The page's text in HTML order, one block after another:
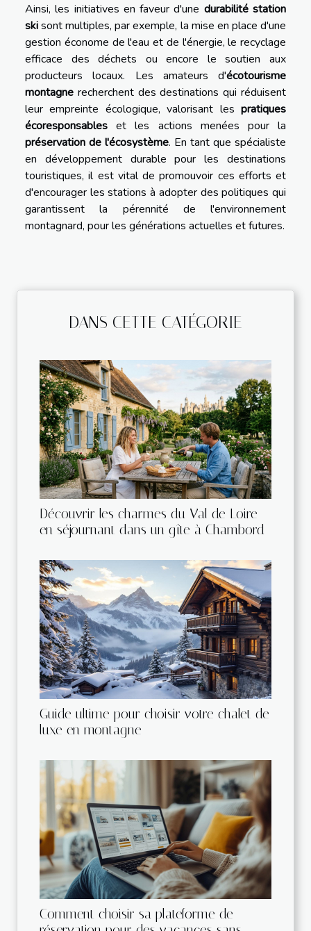
Ainsi, les initiatives en faveur d'une durabilité station
skisont multiples, par exemple, la mise en place d'une
gestion économe de l'eau et de l'énergie, le recyclage
efficace des déchets ou encore le soutien aux
producteurs locaux. Les amateurs d'écotourisme
montagne recherchent des destinations qui réduisent
leur empreinte écologique, valorisant les pratiques
écoresponsables et les actions menées pour la
préservation de l'écosystème. En tant que spécialiste
en développement durable pour les destinations
touristiques, il est vital de promouvoir ces efforts et
d'encourager les stations à adopter des politiques qui
garantissent la pérennité de l'environnement
montagnard, pour les générations actuelles et futures.
DANS CETTE CATÉGORIE
Découvrir les charmes du Val de Loire
en séjournant dans un gîte à Chambord
Guide ultime pour choisir votre chalet de
luxe en montagne
Comment choisir sa plateforme de